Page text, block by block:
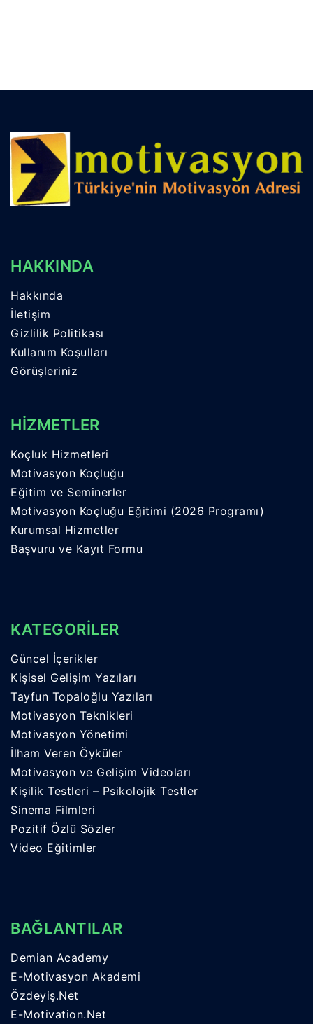
HAKKINDA
Hakkında
İletişim
Gizlilik Politikası
Kullanım Koşulları
Görüşleriniz
HİZMETLER
Koçluk Hizmetleri
Motivasyon Koçluğu
Eğitim ve Seminerler
Motivasyon Koçluğu Eğitimi (2026 Programı)
Kurumsal Hizmetler
Başvuru ve Kayıt Formu
KATEGORİLER
Güncel İçerikler
Kişisel Gelişim Yazıları
Tayfun Topaloğlu Yazıları
Motivasyon Teknikleri
Motivasyon Yönetimi
İlham Veren Öyküler
Motivasyon ve Gelişim Videoları
Kişilik Testleri – Psikolojik Testler
Sinema Filmleri
Pozitif Özlü Sözler
Video Eğitimler
BAĞLANTILAR
Demian Academy
E-Motivasyon Akademi
Özdeyiş.Net
E-Motivation.Net